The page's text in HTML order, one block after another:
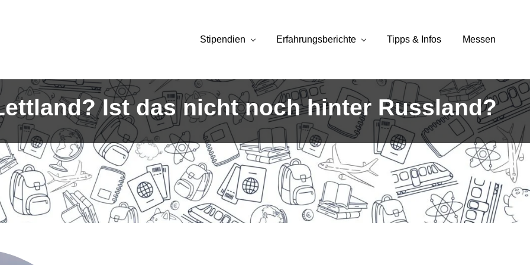
Stipendien Erfahrungsberichte Tipps & Infos Messen
Ist das nicht noch hinter Russland?